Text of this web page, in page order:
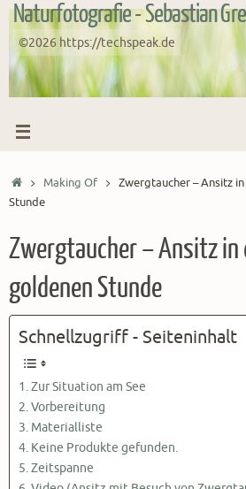
Zum
Inhalt
springen
Naturfotografie - Sebastian
©2026 https://techspeak.de
StartMaking Of
Zwergtaucher – Ansitz
Stunde
Zwergtaucher – Ansitz in
goldenen Stunde
Schnellzugriff - Seiteninhalt
Zur Situation am See
Vorbereitung
Materialliste
Keine Produkte gefunden.
Zeitspanne